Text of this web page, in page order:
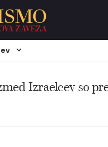
ZAVEZA
Izraelcev so